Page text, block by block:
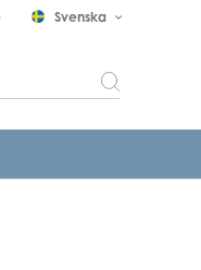
Svenska keyboard_arrow_down